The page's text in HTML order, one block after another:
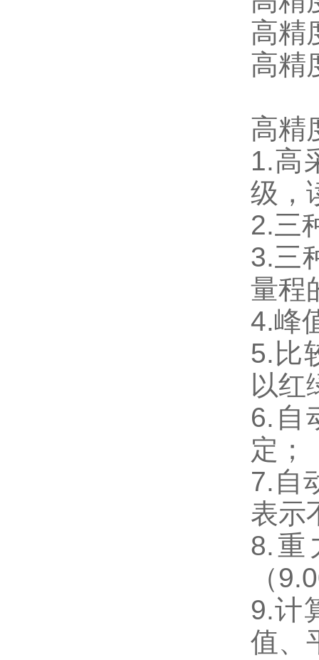
高精
高精
高精
1.高
级，
2.三
3.三
量程
4.峰
5.比
以红
6.自
定；
7.自
表示
8.重
（
9.计
值、